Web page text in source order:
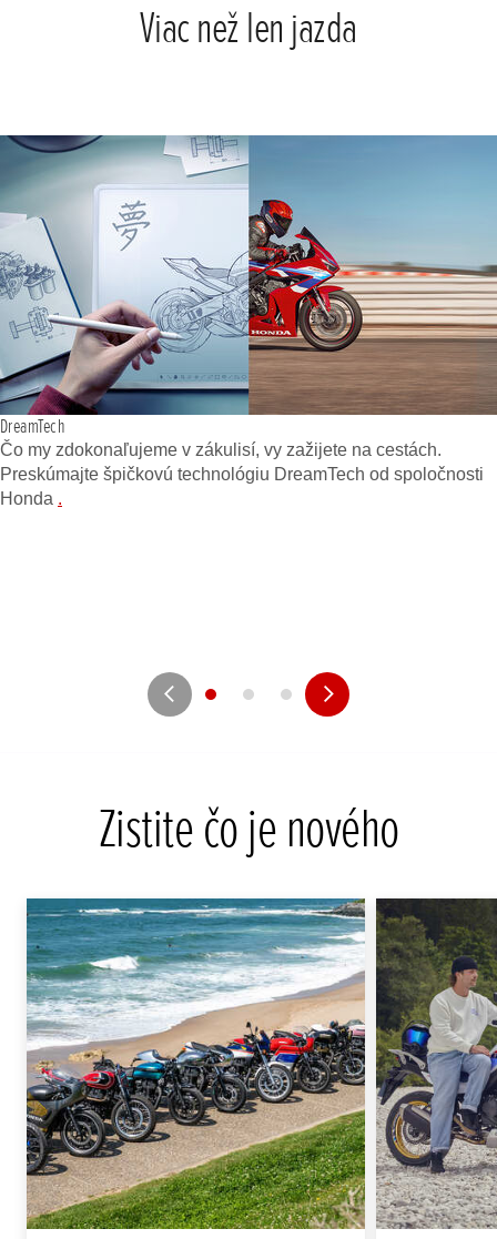
Viac než len jazda
DreamTech
Čo my zdokonaľujeme v zákulisí, vy zažijete na cestách.
Preskúmajte špičkovú technológiu DreamTech od spoločnosti
Honda .
Zistite čo je nového